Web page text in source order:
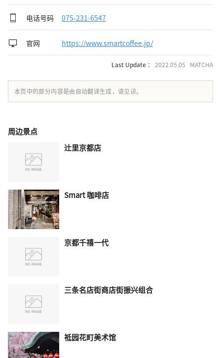
电话号码 075-231-6547
官网 https://www.smartcoffee.jp/
Last Update ： 2022.05.05 MATCHA
本页中的部分内容是由自动翻译生成，请见谅。
周边景点
辻里京都店
Smart 咖啡店
京都千禧一代
三条名店街商店街振兴组合
祗园花町美术馆